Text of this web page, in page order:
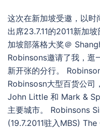
这次在新加坡受邀，以
出席23.7.11的2011新加
加坡部落格大奖＠
Robinsons邀请了我，逛
新开张的分行。
Robinsosn大型百货公司
John Little 和 Mark &
主要城市。 Robinsons
(19.7.2011驻入MBS)